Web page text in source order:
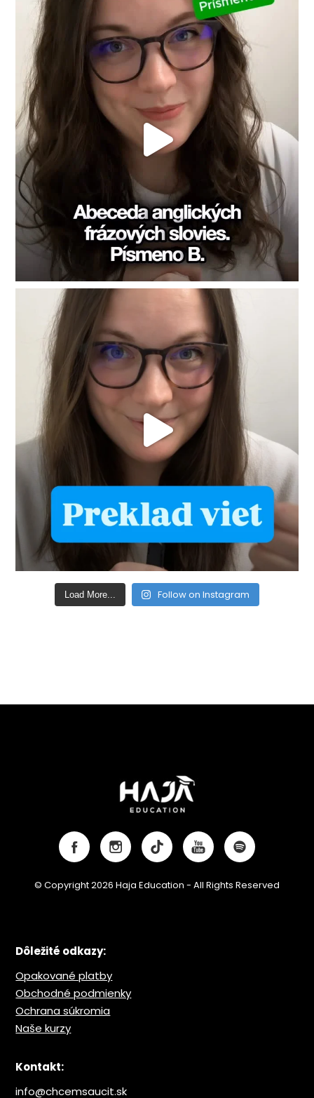
Load More... Follow on Instagram
© Copyright 2026 Haja Education - All Rights Reserved
Dôležité odkazy:
Opakované platby
Obchodné podmienky
Ochrana súkromia
Naše kurzy
Kontakt:
info@chcemsaucit.sk